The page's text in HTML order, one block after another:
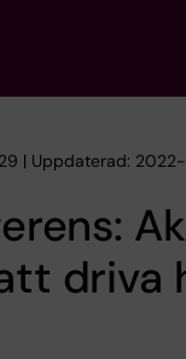
| Uppdaterad: 2022-
driva